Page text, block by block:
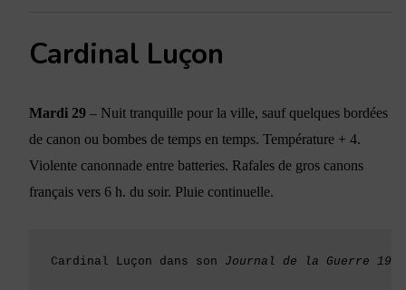
Cardinal Luçon
Mardi 29 – Nuit tranquille pour la ville, sauf quelques bordées
de canon ou bombes de temps en temps. Température + 4.
Violente canonnade entre batteries. Rafales de gros canons
français vers 6 h. du soir. Pluie continuelle.
Cardinal Luçon dans son Journal de la Guerre